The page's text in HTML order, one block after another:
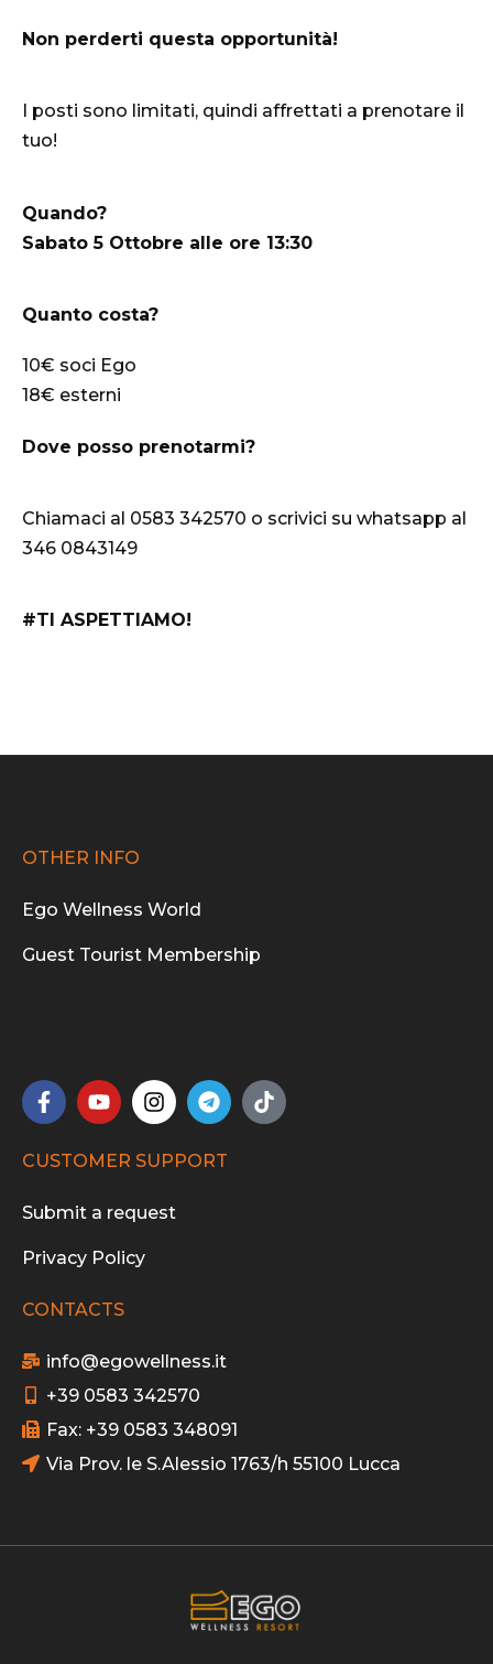
Non perderti questa opportunità!
I posti sono limitati, quindi affrettati a prenotare il
tuo!
Quando?
Sabato 5 Ottobre alle ore 13:30
Quanto costa?
10€ soci Ego
18€ esterni
Dove posso prenotarmi?
Chiamaci al 0583 342570 o scrivici su whatsapp al
346 0843149
#TI ASPETTIAMO!
OTHER INFO
Ego Wellness World
Guest Tourist Membership
CUSTOMER SUPPORT
Submit a request
Privacy Policy
CONTACTS
info@egowellness.it
+39 0583 342570
Fax: +39 0583 348091
Via Prov. le S.Alessio 1763/h 55100 Lucca